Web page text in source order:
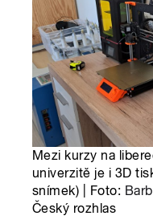
Mezi kurzy na
univerzitě je i 3D
snímek) | Foto:
Český rozhlas